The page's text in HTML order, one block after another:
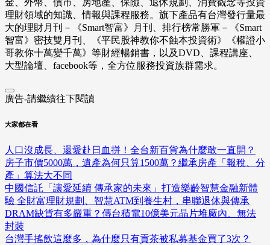
金、外幣、債市、房地產、保險、退休規劃、消費觀念等投資
理財領域的知識、情報與課程服務。旗下產品有台灣發行量最
大的理財月刊－《Smart智富》月刊、排行榜常勝軍－《Smart
智富》密技雙月刊、《平民股神教你不蝕本投資術》《權證小
哥教你十萬變千萬》等財經暢銷書，以及DVD、課程講座、
大型論壇、facebook等，全方位服務投資族群需求。
廣告-請繼續往下閱讀
大家都在看
人口沒成長、還愛赴日血拼！全台新百貨為什麼敢一直開？
房子市價5000萬，遺產為何只算1500萬？繼承房產「報稅、分
產」算法大不同
中國信託「讓愛延續 傳承家的未來」打造樂齡智慧金融新體
驗 全財富理財規劃、智慧ATM到養生村，串聯退休與傳承
DRAM缺貨有多嚴重？傳台積電10億美元晶片堆廠內、無法
封裝
台灣手搖飲這麼多，為什麼只有貢茶被私募基金買了3次？